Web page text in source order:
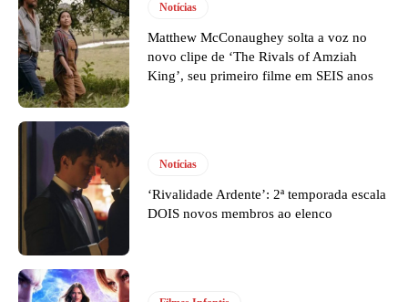
Notícias
Matthew McConaughey solta a voz no
novo clipe de ‘The Rivals of Amziah
King’, seu primeiro filme em SEIS anos
Notícias
‘Rivalidade Ardente’: 2ª temporada escala
DOIS novos membros ao elenco